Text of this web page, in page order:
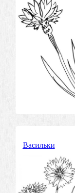
Васильки